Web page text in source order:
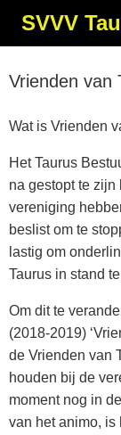
SVVV
Vrienden van
Wat is Vrienden
Het Taurus
na gestopt te zijn
vereniging
beslist om te
lastig om
Taurus in stand
Om dit te
(2018-2019)
de Vrienden van
houden bij de
moment nog in
van het animo, is